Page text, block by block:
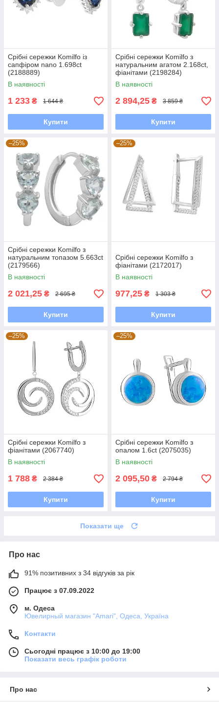
Срібні сережки Komilfo із
сапфіром nano 1.698ct
(2188889)
В наявності
1 233 ₴ 1 644 ₴
Купити
Срібні сережки Komilfo з
натуральним агатом 2.168ct,
фіанітами (2198284)
В наявності
2 894,25 ₴ 3 859 ₴
Купити
–25%
Срібні сережки Komilfo з
натуральним топазом 5.663ct
(2179566)
В наявності
2 021,25 ₴ 2 695 ₴
Купити
–25%
Срібні сережки Komilfo з
фіанітами (2172017)
В наявності
977,25 ₴ 1 303 ₴
Купити
–25%
Срібні сережки Komilfo з
фіанітами (2067740)
В наявності
1 788 ₴ 2 384 ₴
Купити
–25%
Срібні сережки Komilfo з
опалом 1.6ct (2075035)
В наявності
2 095,50 ₴ 2 794 ₴
Купити
Показати ще
Про нас
91% позитивних з 34 відгуків за рік
Працює з 07.09.2022
м. Одеса
Ювелирный магазин "Amari", Одеса, Україна
Контакти
Сьогодні працює з 10:00 до 19:00
Показати весь графік роботи
Про нас